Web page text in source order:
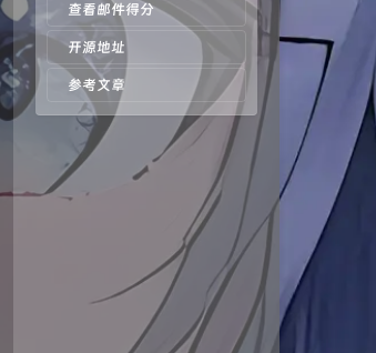
查看邮件得分
开源地址
参考文章